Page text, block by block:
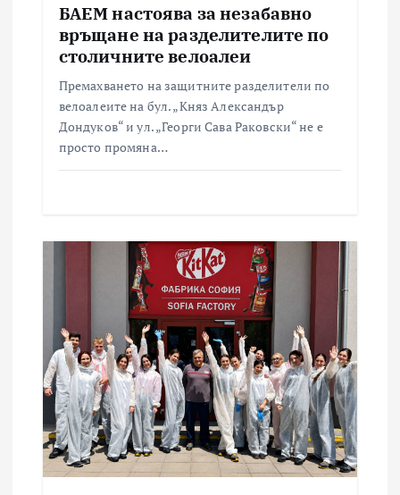
БАЕМ настоява за незабавно
връщане на разделителите по
столичните велоалеи
Премахването на защитните разделители по
велоалеите на бул. „Княз Александър
Дондуков“ и ул. „Георги Сава Раковски“ не е
просто промяна…